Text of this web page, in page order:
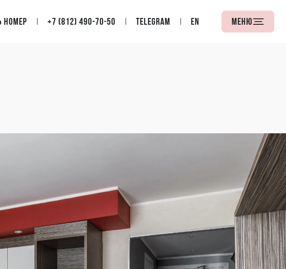
номер +7 (812) 490-70-50 Telegram EN Меню